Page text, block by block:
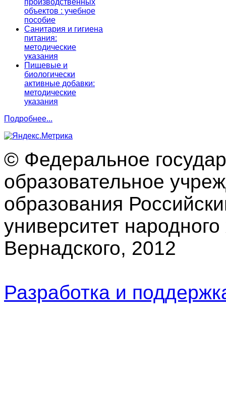
производственных
объектов : учебное
пособие
Санитария и гигиена
питания:
методические
указания
Пищевые и
биологически
активные добавки:
методические
указания
Подробнее...
© Федеральное
образовательное
образования
университет
Вернадского, 2012
Разработка и